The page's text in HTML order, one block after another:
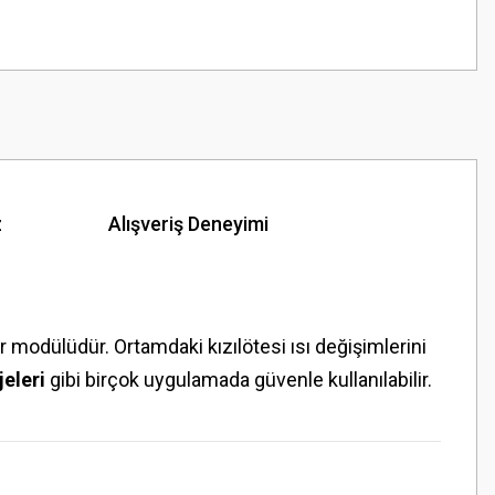
Alışveriş Deneyimi
Ortamdaki kızılötesi ısı değişimlerini
gibi birçok uygulamada güvenle kullanılabilir.